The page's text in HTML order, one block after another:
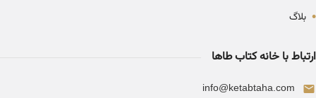
• بلاگ
ارتباط با خانه کتاب طاها
info@ketabtaha.com